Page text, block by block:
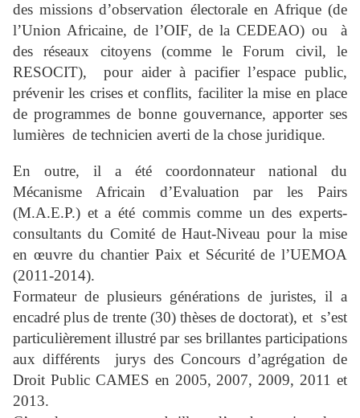
des missions d’observation électorale en Afrique (de
l’Union Africaine, de l’OIF, de la CEDEAO) ou à
des réseaux citoyens (comme le Forum civil, le
RESOCIT), pour aider à pacifier l’espace public,
prévenir les crises et conflits, faciliter la mise en place
de programmes de bonne gouvernance, apporter ses
lumières de technicien averti de la chose juridique.
En outre, il a été coordonnateur national du
Mécanisme Africain d’Evaluation par les Pairs
(M.A.E.P.) et a été commis comme un des experts-
consultants du Comité de Haut-Niveau pour la mise
en œuvre du chantier Paix et Sécurité de l’UEMOA
(2011-2014).
Formateur de plusieurs générations de juristes, il a
encadré plus de trente (30) thèses de doctorat), et s’est
particulièrement illustré par ses brillantes participations
aux différents jurys des Concours d’agrégation de
Droit Public CAMES en 2005, 2007, 2009, 2011 et
2013.